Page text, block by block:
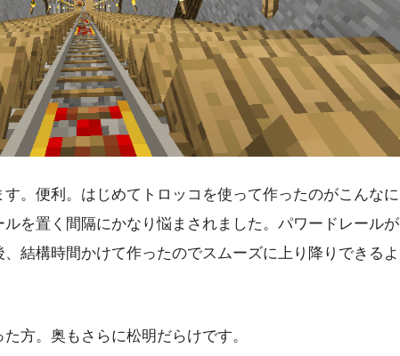
。便利。はじめてトロッコを使って作ったのがこんなに
を置く間隔にかなり悩まされました。パワードレールが
結構時間かけて作ったのでスムーズに上り降りできるよ
方。奥もさらに松明だらけです。